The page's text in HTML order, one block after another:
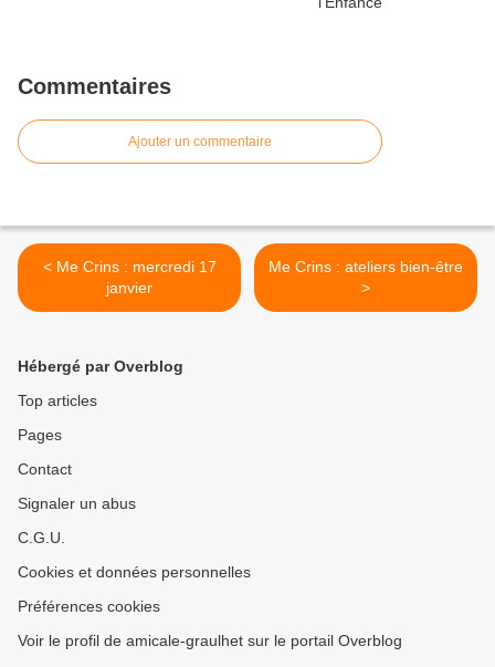
Commentaires
Ajouter un commentaire
< Me Crins : mercredi 17
janvier
Me Crins : ateliers bien-être
>
Hébergé par Overblog
Top articles
Pages
Contact
Signaler un abus
C.G.U.
Cookies et données personnelles
Préférences cookies
Voir le profil de amicale-graulhet sur le portail Overblog